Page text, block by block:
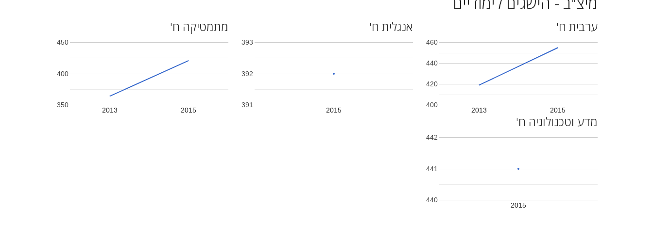
ערבית ח'
2013 2015
400
420
440
460
אנגלית ח'
2015
391
392
393
מתמטיקה ח'
2013 2015
350
400
450
מדע וטכנולוגיה ח'
2015
440
441
442